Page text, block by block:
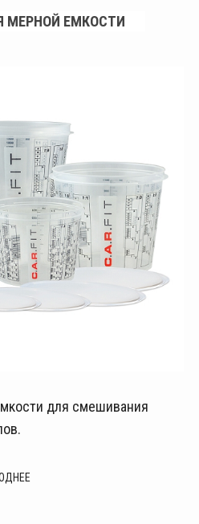
МЕРНОЙ ЕМКОСТИ
для смешивания